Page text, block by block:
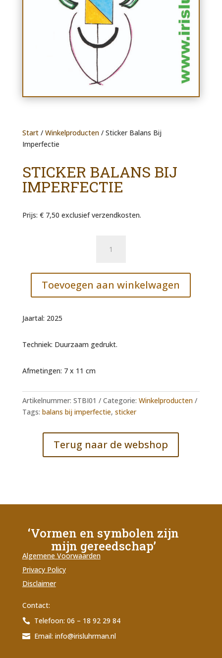
Start/ Winkelproducten/ Sticker Balans Bij
Imperfectie
STICKER BALANS BIJ
IMPERFECTIE
Prijs: € 7,50 exclusief verzendkosten.
Balans
Imperfectie
aantal
Toevoegen aan winkelwagen
Jaartal: 2025
Techniek: Duurzaam gedrukt.
Afmetingen: 7 x 11 cm
Artikelnummer: STBI01 Categorie: Winkelproducten
Tags: balans bij imperfectie, sticker
Terug naar de webshop
‘Vormen en symbolen zijn
mijn gereedschap’
Algemene Voorwaarden
Privacy Policy
Disclaimer
Contact:
Telefoon: 06 – 18 92 29 84
Email: info@irisluhrman.nl